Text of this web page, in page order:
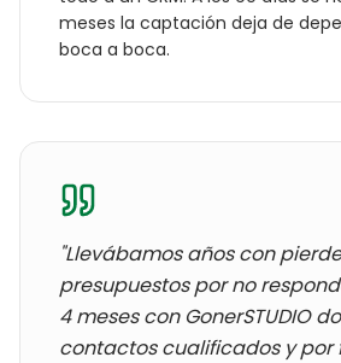
meses la captación deja de
boca a boca.
"Llevábamos años con
presupuestos por no
4 meses con GonerSTUDIO
contactos cualificados y por